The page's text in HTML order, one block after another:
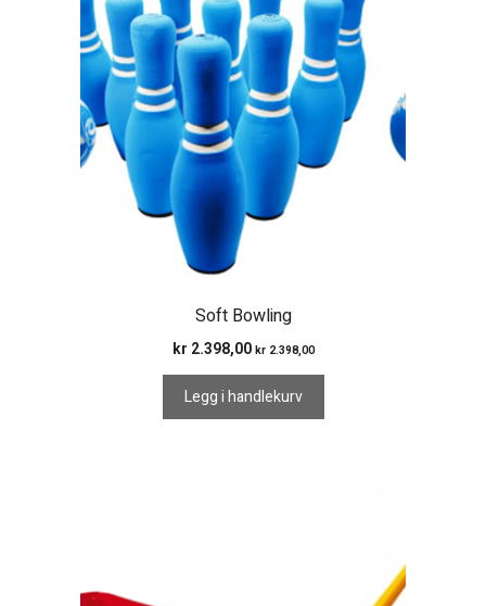
Soft Bowling
kr 2.398,00 kr2.398,00
Legg i handlekurv